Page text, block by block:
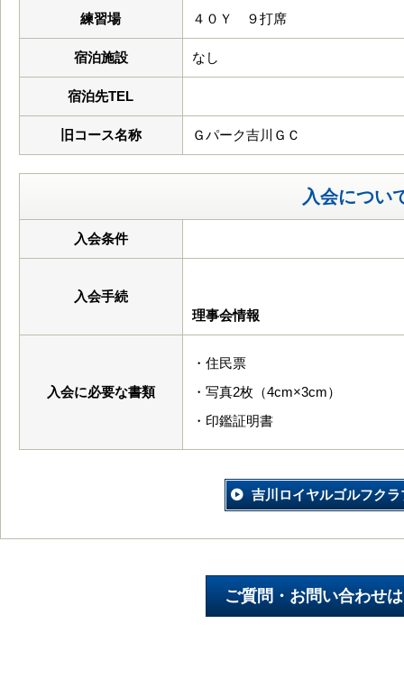
練習場 ４０Ｙ ９打席
宿泊施設 なし
宿泊先TEL
旧コース名称 Ｇパーク吉川ＧＣ
入会につい
入会条件
入会手続
理事会情報
入会に必要な書類
・住民票
・写真2枚（4cm×3cm）
・印鑑証明書
吉川ロイヤルゴルフク